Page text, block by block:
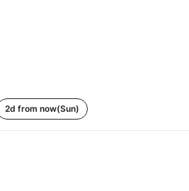
2d from now(Sun)